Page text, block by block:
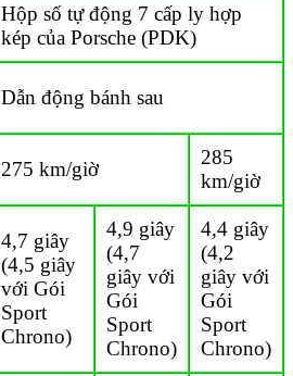
Hộp số tự động 7 cấp ly hợp
kép của Porsche (PDK)
Dẫn động bánh sau
275 km/giờ
285
km/giờ
4,7 giây
(4,5 giây
với Gói
Sport
Chrono)
4,9 giây
(4,7
giây với
Gói
Sport
Chrono)
4,4 giây
(4,2
giây với
Gói
Sport
Chrono)